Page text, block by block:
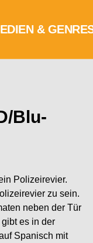
Blu-
Polizeirevier.
zu sein.
neben der Tür
es in der
Spanisch mit